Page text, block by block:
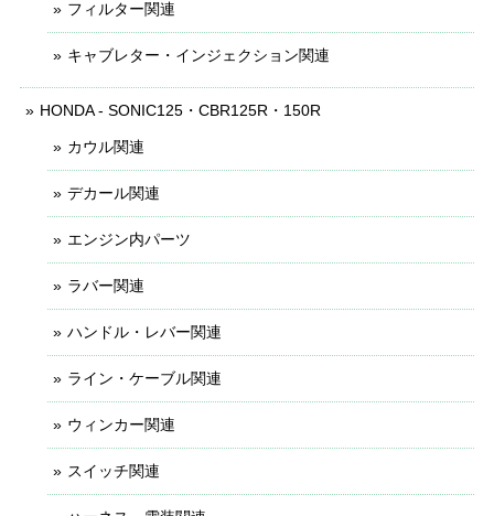
フィルター関連
キャブレター・インジェクション関連
HONDA - SONIC125・CBR125R・150R
カウル関連
デカール関連
エンジン内パーツ
ラバー関連
ハンドル・レバー関連
ライン・ケーブル関連
ウィンカー関連
スイッチ関連